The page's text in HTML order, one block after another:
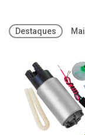
Destaques